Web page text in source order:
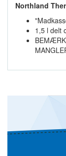
Northland
1,5 l delt